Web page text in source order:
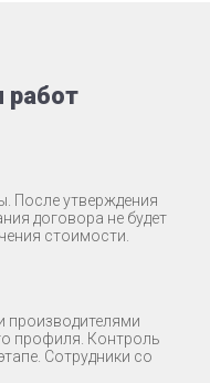
работ
После утверждения
договора не будет
стоимости.
производителями
профиля. Контроль
Сотрудники со